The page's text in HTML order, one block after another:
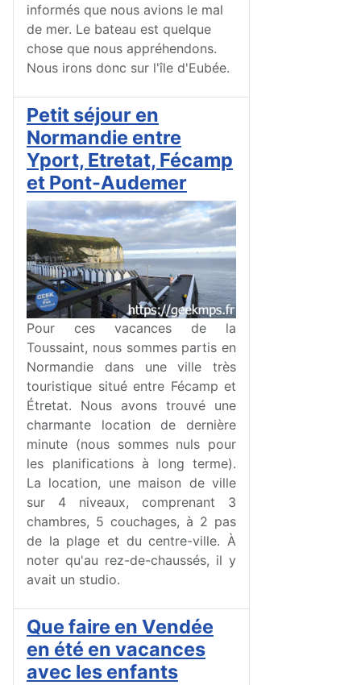
informés que nous avions le mal
de mer. Le bateau est quelque
chose que nous appréhendons.
Nous irons donc sur l'île d'Eubée.
Petit séjour en
Normandie entre
Yport, Etretat, Fécamp
et Pont-Audemer
Pour ces vacances de la
Toussaint, nous sommes partis en
Normandie dans une ville très
touristique situé entre Fécamp et
Étretat. Nous avons trouvé une
charmante location de dernière
minute (nous sommes nuls pour
les planifications à long terme).
La location, une maison de ville
sur 4 niveaux, comprenant 3
chambres, 5 couchages, à 2 pas
de la plage et du centre-ville. À
noter qu'au rez-de-chaussés, il y
avait un studio.
Que faire en Vendée
en été en vacances
avec les enfants